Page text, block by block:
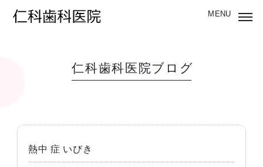
仁科歯科医院ブログ
熱中 症 いびき